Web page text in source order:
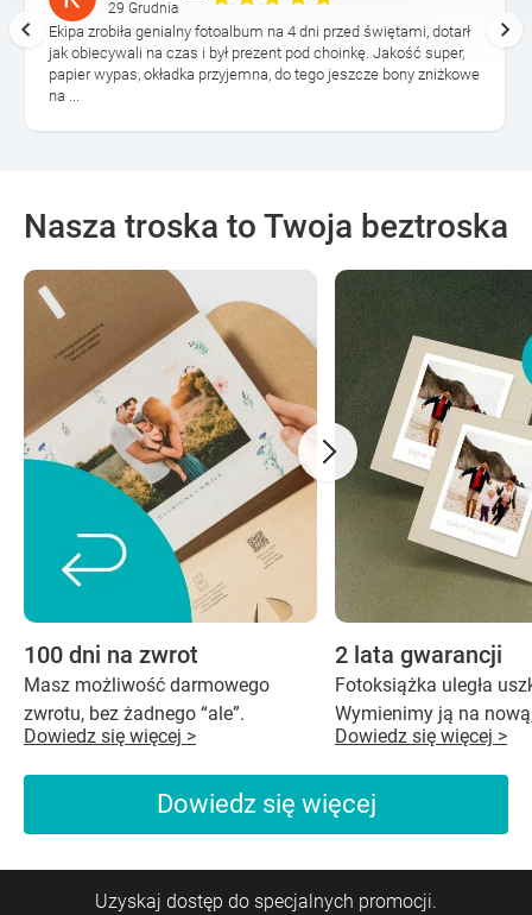
29 Grudnia
Ekipa zrobiła genialny fotoalbum na 4 dni przed świętami, dotarł
jak obiecywali na czas i był prezent pod choinkę. Jakość super,
papier wypas, okładka przyjemna, do tego jeszcze bony zniżkowe
na ...
Nasza troska to Twoja beztroska
100 dni na zwrot
Masz możliwość darmowego
zwrotu, bez żadnego “ale”.
Dowiedz się więcej >
2 lata gwarancji
Fotoksiążka uległa
Wymienimy ją na
Dowiedz się więcej >
Dowiedz się więcej
Uzyskaj dostęp do specjalnych promocji.